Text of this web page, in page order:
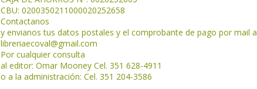
CBU: 0200350211000020252658
Contactanos
y envianos tus datos postales y el comprobante de pago por mail a
libreriaecoval@gmail.com
Por cualquier consulta
al editor: Omar Mooney Cel. 351 628-4911
o a la administración: Cel. 351 204-3586